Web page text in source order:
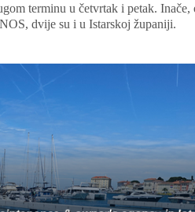
terminu u četvrtak i petak. Inače,
dvije su i u Istarskoj županiji.